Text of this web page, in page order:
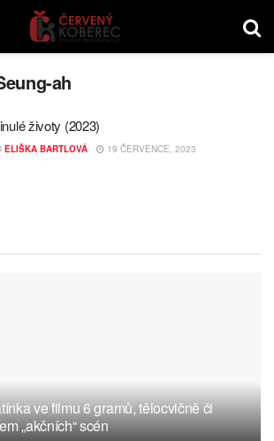
ah
životy (2023)
ELIŠKA BARTLOVÁ 19 ČERVENCE, 2023
ve filmu 6 gramů, tělocvičně či
„akčních“ scén